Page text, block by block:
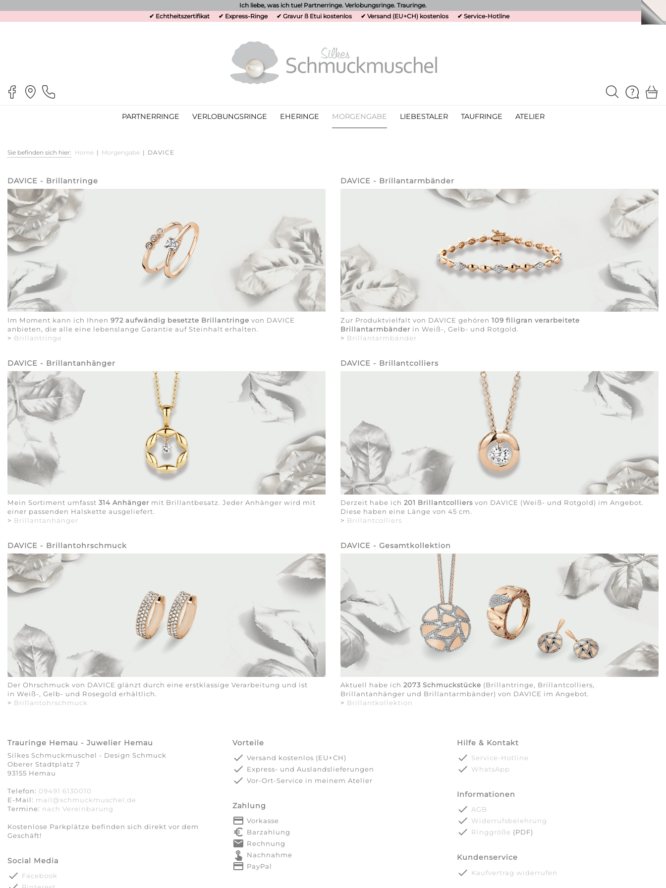
Ich liebe, was ich tue! Partnerringe. Verlobungsringe. Trauringe.
✔ Echtheitszertifikat
✔ Express-Ringe ✔ Gravur ß Etui kostenlos ✔ Versand (EU+CH) kostenlos ✔ Service-Hotline
PARTNERRINGE VERLOBUNGSRINGE EHERINGE MORGENGABE LIEBESTALER TAUFRINGE ATELIER
Sie befinden sich hier: Home | Morgengabe | DAVICE
DAVICE - Brillantringe
Im Moment kann ich Ihnen 972 aufwändig besetzte Brillantringe von DAVICE
anbieten, die alle eine lebenslange Garantie auf Steinhalt erhalten.
> Brillantringe
DAVICE - Brillantanhänger
Mein Sortiment umfasst 314 Anhänger mit Brillantbesatz. Jeder Anhänger wird mit
einer passenden Halskette ausgeliefert.
> Brillantanhänger
DAVICE - Brillantohrschmuck
Der Ohrschmuck von DAVICE glänzt durch eine erstklassige Verarbeitung und ist
in Weiß-, Gelb- und Rosegold erhältlich.
> Brillantohrschmuck
DAVICE - Brillantarmbänder
Zur Produktvielfalt von DAVICE gehören 109 filigran verarbeitete
Brillantarmbänder in Weiß-, Gelb- und Rotgold.
> Brillantarmbänder
DAVICE - Brillantcolliers
Derzeit habe ich 201 Brillantcolliers von DAVICE (Weiß- und Rotgold) im Angebot.
Diese haben eine Länge von 45 cm.
> Brillantcolliers
DAVICE - Gesamtkollektion
Aktuell habe ich 2073 Schmuckstücke (Brillantringe, Brillantcolliers,
Brillantanhänger und Brillantarmbänder) von DAVICE im Angebot.
> Brillantkollektion
Trauringe Hemau - Juwelier Hemau
Silkes Schmuckmuschel - Design Schmuck
Oberer Stadtplatz 7
93155 Hemau
Telefon: 09491 6130010
E-Mail: mail@schmuckmuschel.de
Termine: nach Vereinbarung​​​​​​​
Kostenlose Parkplätze befinden sich direkt vor dem
Geschäft!
Social Media
done Facebook
Vorteile
done Versand kostenlos (EU+CH)
done Express- und Auslandslieferungen
done Vor-Ort-Service in meinem Atelier
Zahlung
payment Vorkasse
euro_symbol Barzahlung
markunread Rechnung
touch_app Nachnahme
credit_card PayPal
Hilfe & Kontakt
done Service-Hotline
done WhatsApp
Informationen
done AGB
done Widerrufsbelehrung
done Ringgröße (PDF)
Kundenservice
done Kaufvertrag widerrufen